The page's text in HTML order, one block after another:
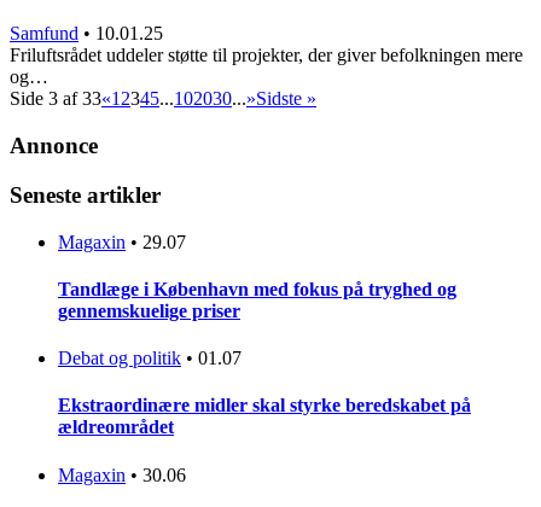
Samfund • 10.01.25
Friluftsrådet uddeler støtte til projekter, der giver befolkningen mere
og…
Side 3 af 33«1 2345...102030...»Sidste »
Annonce
Seneste artikler
Magaxin • 29.07
Tandlæge i København med fokus på tryghed og
gennemskuelige priser
Debat og politik • 01.07
Ekstraordinære midler skal styrke beredskabet på
ældreområdet
Magaxin • 30.06